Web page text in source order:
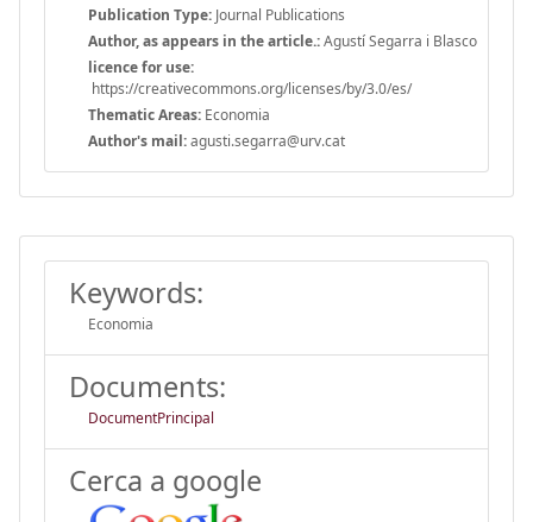
Publication Type: Journal Publications
Author, as appears in the article.:Agustí Segarra i Blasco
licence for use:
https://creativecommons.org/licenses/by/3.0/es/
Thematic Areas: Economia
Author's mail:agusti.segarra@urv.cat
Keywords:
Economia
Documents:
DocumentPrincipal
Cerca a google